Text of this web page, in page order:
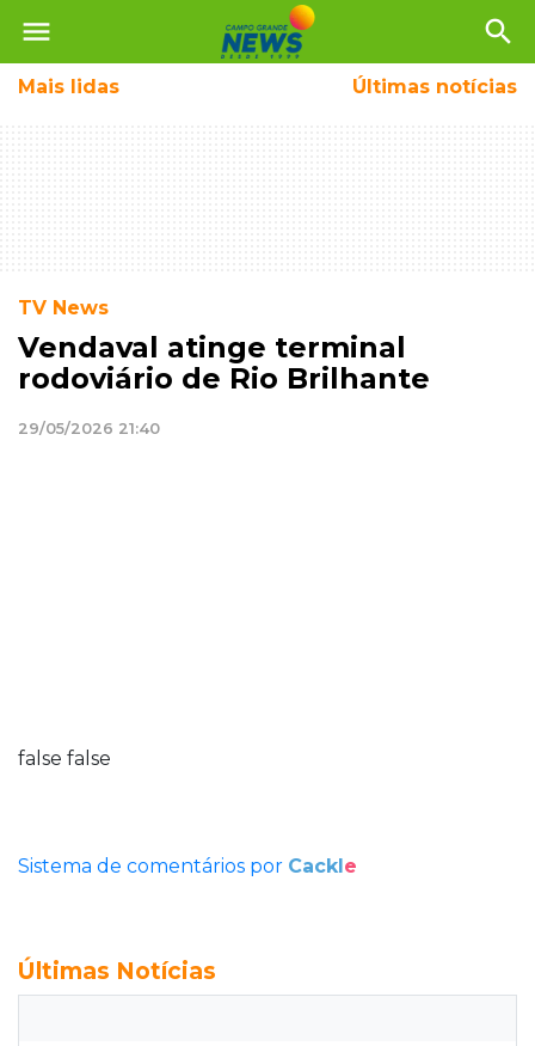
menu search
Mais lidas Últimas notícias
TV News
Vendaval atinge terminal
rodoviário de Rio Brilhante
29/05/2026 21:40
false false
Sistema de comentários por Cackle
Últimas Notícias